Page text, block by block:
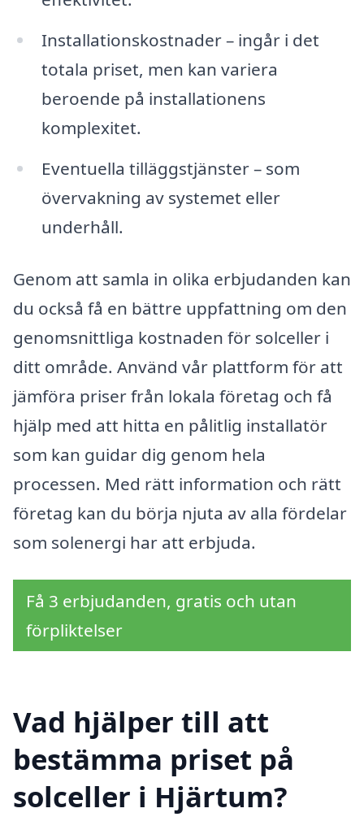
Installationskostnader – ingår i det
totala priset, men kan variera
beroende på installationens
komplexitet.
Eventuella tilläggstjänster – som
övervakning av systemet eller
underhåll.
Genom att samla in olika erbjudanden kan
du också få en bättre uppfattning om den
genomsnittliga kostnaden för solceller i
ditt område. Använd vår plattform för att
jämföra priser från lokala företag och få
hjälp med att hitta en pålitlig installatör
som kan guidar dig genom hela
processen. Med rätt information och rätt
företag kan du börja njuta av alla fördelar
som solenergi har att erbjuda.
Få 3 erbjudanden, gratis och utan
förpliktelser
Vad hjälper till att
bestämma priset på
solceller i Hjärtum?